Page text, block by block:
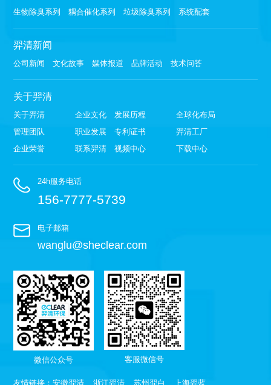
生物除臭系列
耦合催化系列 垃圾除臭系列 系统配套
羿清新闻
公司新闻 文化故事 媒体报道 品牌活动 技术问答
关于羿清
关于羿清 企业文化 发展历程
全球化布局
管理团队
职业发展 专利证书
羿清工厂
企业荣誉
联系羿清 视频中心 下载中心
24h服务电话
156-7777-5739
电子邮箱
wanglu@sheclear.com
微信公众号 客服微信号
友情链接：安徽羿清 浙江羿清 苏州羿白 上海羿蓝